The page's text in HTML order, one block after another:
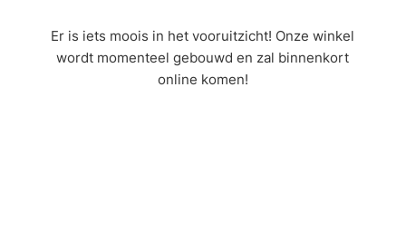
Er is iets moois in het vooruitzicht! Onze winkel
wordt momenteel gebouwd en zal binnenkort
online komen!